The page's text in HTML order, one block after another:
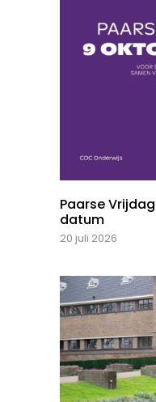
Paarse
datum
20 juli 2026